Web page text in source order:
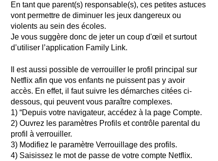
En tant que parent(s) responsable(s), ces petites astuces
vont permettre de diminuer les jeux dangereux ou
violents au sein des écoles.
Je vous suggère donc de jeter un coup d'œil et surtout
d’utiliser l’application Family Link.
Il est aussi possible de verrouiller le profil principal sur
Netflix afin que vos enfants ne puissent pas y avoir
accès. En effet, il faut suivre les démarches citées ci-
dessous, qui peuvent vous paraître complexes.
1) “Depuis votre navigateur, accédez à la page Compte.
2) Ouvrez les paramètres Profils et contrôle parental du
profil à verrouiller.
3) Modifiez le paramètre Verrouillage des profils.
4) Saisissez le mot de passe de votre compte Netflix.